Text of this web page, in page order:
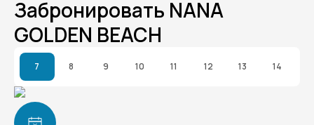
Забронировать NANA
GOLDEN BEACH
7 8 9 10 11 12 13 14